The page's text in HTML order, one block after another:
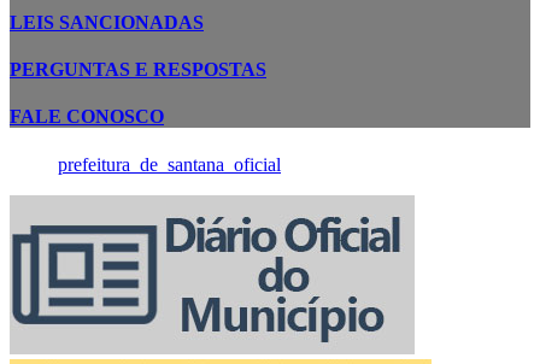
LEIS SANCIONADAS
PERGUNTAS E RESPOSTAS
FALE CONOSCO
prefeitura_de_santana_oficial